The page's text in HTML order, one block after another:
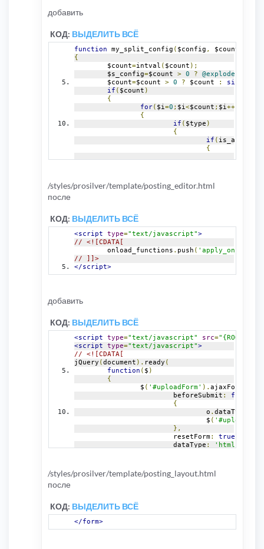
добавить
КОД: ВЫДЕЛИТЬ ВСЁ
function my_split_config ( $config , $count
{
	$count
=intval ( $count );
	$s_config
=$count > 0 ? @explode
	$count
=$count > 0 ? $count : sizeof
if ( $count )
{
for( $i=0 ; $i<$count ; $i++)
{
if ( $type )
{
if ( is_array
{
else
/styles/prosilver/template/posting_editor.html
после
КОД: ВЫДЕЛИТЬ ВСЁ
<script type="text/javascript">
// <![CDATA[
	onload_functions
. push (
// ]]>
</script>
добавить
КОД: ВЫДЕЛИТЬ ВСЁ
<script type="text/javascript" src=
<script
type="text/javascript">
// <![CDATA[
jQuery (document ). ready (
function ( $ )
{
		$
( '#uploadForm' ). ajaxForm
			beforeSubmit
:
function
{
				o
. dataType
				$
(
},
			resetForm
: true
			dataType
: 'html'
var
				$
(
/styles/prosilver/template/posting_layout.html
после
КОД: ВЫДЕЛИТЬ ВСЁ
</form>